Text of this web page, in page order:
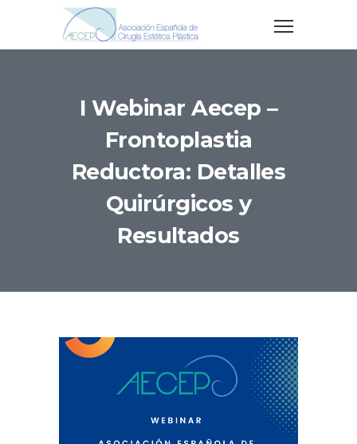
I Webinar Aecep –
Frontoplastia
Reductora: Detalles
Quirúrgicos y
Resultados